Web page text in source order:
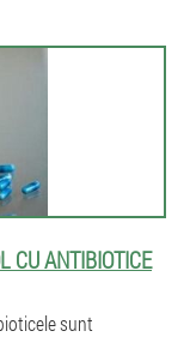
CU ​​ANTIBIOTICE
sunt